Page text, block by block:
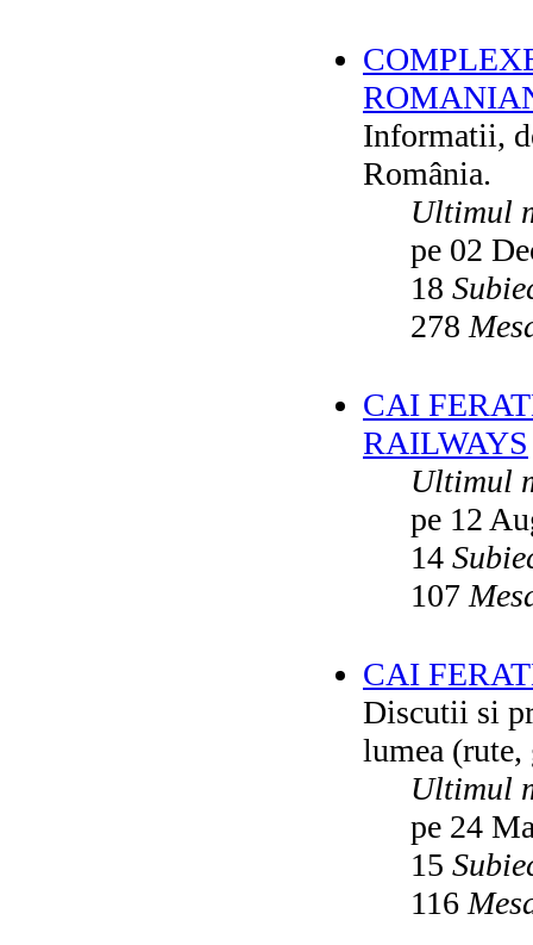
Informatii,
România.
Ultimul
pe 02
18
278
CAI
RAILWAYS
Ultimul
pe 12
14
107
CAI
Discutii si
lumea (rute,
Ultimul
pe 24
15
116